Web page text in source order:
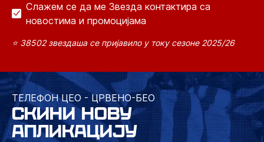
Слажем се да ме Звезда контактира са
новостима и промоцијама
⭐ 38502 звездаша се пријавило у току сезоне 2025/26
ТЕЛЕФОН ЦЕО - ЦРВЕНО-БЕО
СКИНИ НОВУ
АПЛИКАЦИЈУ